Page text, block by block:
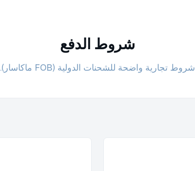
شروط الدفع
شروط تجارية واضحة للشحنات الدولية (FOB ماكاسار).